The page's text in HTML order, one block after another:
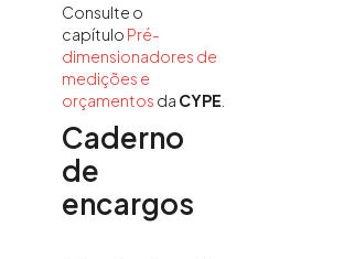
Consulte o
capítulo Pré-
dimensionadores de
medições e
orçamentos da CYPE
Caderno
de
encargos